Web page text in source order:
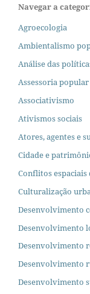
Navegar a
Agroecologia
Ambientalismo
Análise das
Assessoria popular
Associativismo
Ativismos sociais
Atores, agentes e
Cidade e
Conflitos
Culturalização
Desenvolvimento
Desenvolvimento
Desenvolvimento
Desenvolvimento
Desenvolvimento